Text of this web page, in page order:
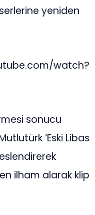
yeniden
watch?
sonucu
‘Eski Libas
ilham alarak klip